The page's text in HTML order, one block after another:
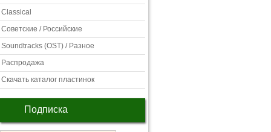
Classical
Советские / Российские
Soundtracks (OST) / Разное
Распродажа
Скачать каталог пластинок
Подписка